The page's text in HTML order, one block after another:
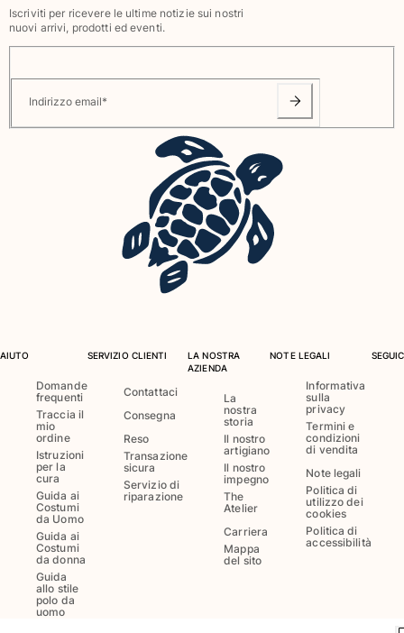
Polo
Camicie
Bermuda
Felpe
Vedi tutti i Abbigliamento
Vedi tutti i Bambina
Costumi da bagno
Neonato
Slip Mare
Vedi tutti i Costumi da bagno
Abbigliamento
Abiti e Gonne
Tute
Pantaloncini
Felpe
T-shirt
Vedi tutti i Abbigliamento
Neonato
Iscriviti per ricevere le ultime notizie sui nostri
nuovi arrivi, prodotti ed eventi.
Indirizzo email*
AIUTO
Domande
frequenti
Traccia il
mio
ordine
Istruzioni
per la
cura
Guida ai
Costumi
da Uomo
Guida ai
Costumi
da donna
Guida
allo stile
polo da
uomo
SERVIZIO CLIENTI
Contattaci
Consegna
Reso
Transazione
sicura
Servizio di
riparazione
LA NOSTRA
AZIENDA
La
nostra
storia
Il nostro
artigiano
Il nostro
impegno
The
Atelier
Carriera
Mappa
del sito
NOTE LEGALI
Informativa
sulla
privacy
Termini e
condizioni
di vendita
Note legali
Politica di
utilizzo dei
cookies
Politica di
accessibilità